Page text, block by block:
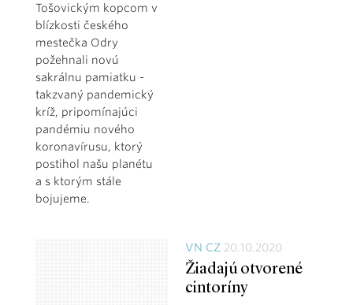
Tošovickým kopcom v
blízkosti českého
mestečka Odry
požehnali novú
sakrálnu pamiatku -
takzvaný pandemický
kríž, pripomínajúci
pandémiu nového
koronavírusu, ktorý
postihol našu planétu
a s ktorým stále
bojujeme.
VN CZ20.10.2020
Žiadajú otvorené
cintoríny